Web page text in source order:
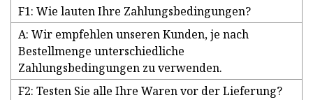
F1: Wie lauten Ihre Zahlungsbedingungen?
A: Wir empfehlen unseren Kunden, je nach
Bestellmenge unterschiedliche
Zahlungsbedingungen zu verwenden.
F2: Testen Sie alle Ihre Waren vor der Lieferung?